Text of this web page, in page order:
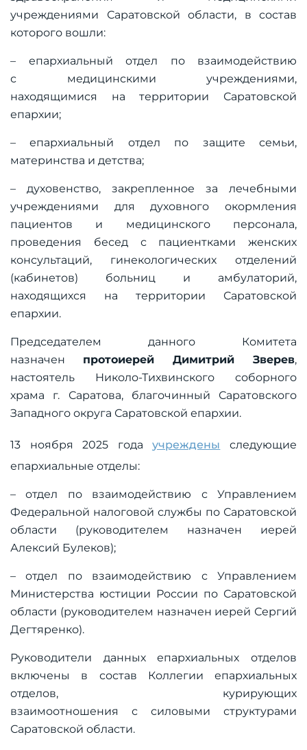
учреждениями Саратовской области, в состав
которого вошли:
– епархиальный отдел по взаимодействию
с медицинскими учреждениями,
находящимися на территории Саратовской
епархии;
– епархиальный отдел по защите семьи,
материнства и детства;
– духовенство, закрепленное за лечебными
учреждениями для духовного окормления
пациентов и медицинского персонала,
проведения бесед с пациентками женских
консультаций, гинекологических отделений
(кабинетов) больниц и амбулаторий,
находящихся на территории Саратовской
епархии.
Председателем данного Комитета
назначен протоиерей Димитрий Зверев,
настоятель Николо-Тихвинского соборного
храма г. Саратова, благочинный Саратовского
Западного округа Саратовской епархии.
13 ноября 2025 годаучреждены следующие
епархиальные отделы:
– отдел по взаимодействию с Управлением
Федеральной налоговой службы по Саратовской
области (руководителем назначен иерей
Алексий Булеков);
– отдел по взаимодействию с Управлением
Министерства юстиции России по Саратовской
области (руководителем назначен иерей Сергий
Дегтяренко).
Руководители данных епархиальных отделов
включены в состав Коллегии епархиальных
отделов, курирующих
взаимоотношения с силовыми структурами
Саратовской области.